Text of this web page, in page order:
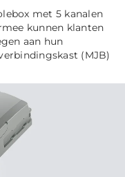
met 5 kanalen
kunnen klanten
aan hun
(MJB)